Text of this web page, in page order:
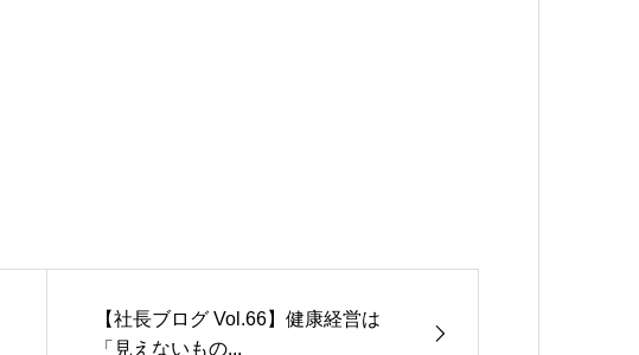
【社長ブログ Vol.66】健康経営は
「見えないもの...